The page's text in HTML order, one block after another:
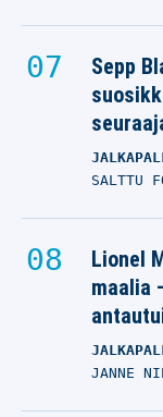
Sepp
SALTTU
Lionel
maalia
JANNE